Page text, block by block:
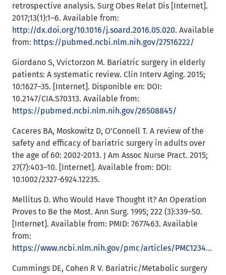
retrospective analysis. Surg Obes Relat Dis [Internet].
2017;13(1):1–6. Available from:
http://dx.doi.org/10.1016/j.soard.2016.05.020. Available
from: https://pubmed.ncbi.nlm.nih.gov/27516222/
Giordano S, Vvictorzon M. Bariatric surgery in elderly
patients: A systematic review. Clin Interv Aging. 2015;
10:1627–35. [Internet]. Disponible en: DOI:
10.2147/CIA.S70313. Available from:
https://pubmed.ncbi.nlm.nih.gov/26508845/
Caceres BA, Moskowitz D, O’Connell T. A review of the
safety and efficacy of bariatric surgery in adults over
the age of 60: 2002-2013. J Am Assoc Nurse Pract. 2015;
27(7):403–10. [Internet]. Available from: DOI:
10.1002/2327-6924.12235.
Mellitus D. Who Would Have Thought It? An Operation
Proves to Be the Most. Ann Surg. 1995; 222 (3):339–50.
[Internet]. Available from: PMID: 7677463. Available
from:
https://www.ncbi.nlm.nih.gov/pmc/articles/PMC1234815/
Cummings DE, Cohen R V. Bariatric/Metabolic surgery